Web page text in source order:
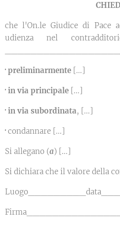
che l'On.le Giudice di Pace
udienza nel
· preliminarmente [...]
· in via principale [...]
· in via subordinata, [...]
· condannare [...]
Si allegano (a) [...]
Si dichiara che il valore della